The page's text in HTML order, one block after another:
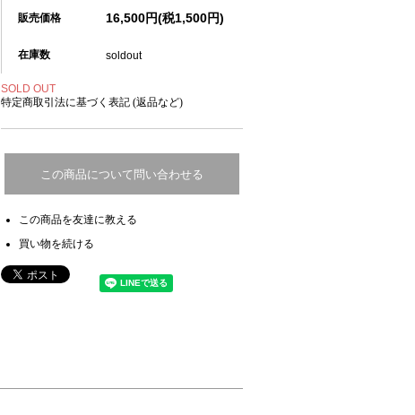
販売価格 16,500円(税1,500円)
在庫数 soldout
SOLD OUT
特定商取引法に基づく表記 (返品など)
この商品について問い合わせる
この商品を友達に教える
買い物を続ける